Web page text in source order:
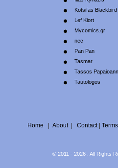
Kotsifas Blackbird
Lef Kiort
Mycomics.gr
nec
Pan Pan
Tasmar
Tassos
Tautologos
Home About| Contact| Terms
© 2011 - 2026 . All Rights